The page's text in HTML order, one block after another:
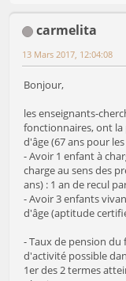
carmelita
13 Mars 2017, 12:04:08
Bonjour,
les enseignants-
fonctionnaires, ont la
d'âge (67 ans pour
- Avoir 1 enfant à
charge au sens des
ans) : 1 an de recul
- Avoir 3 enfants
d'âge (aptitude
- Taux de pension du
d'activité possible
1er des 2 termes